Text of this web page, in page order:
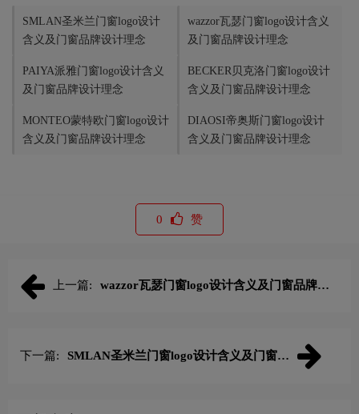
SMLAN圣米兰门窗logo设计
含义及门窗品牌设计理念
wazzor瓦瑟门窗logo设计含义
及门窗品牌设计理念
PAIYA派雅门窗logo设计含义
及门窗品牌设计理念
BECKER贝克洛门窗logo设计
含义及门窗品牌设计理念
MONTEO蒙特欧门窗logo设计
含义及门窗品牌设计理念
DIAOSI帝奥斯门窗logo设计
含义及门窗品牌设计理念
0 赞
上一篇:
wazzor瓦瑟门窗logo设计含义及门窗品牌设
下一篇:
SMLAN圣米兰门窗logo设计含义及门窗品